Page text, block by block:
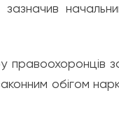
правоохоронців
обігом